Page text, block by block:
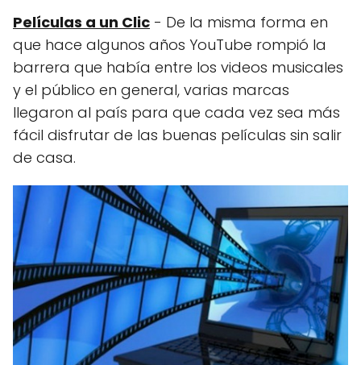
Películas a un Clic - De la misma forma en
que hace algunos años YouTube rompió la
barrera que había entre los videos musicales
y el público en general, varias marcas
llegaron al país para que cada vez sea más
fácil disfrutar de las buenas películas sin salir
de casa.